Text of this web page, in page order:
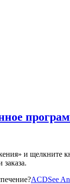
и щелкните
ACDSee